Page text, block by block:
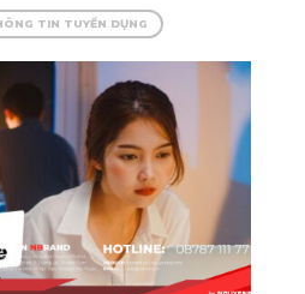
sắc, tạo
công
hảo!
TIN TUYỂN DỤNG